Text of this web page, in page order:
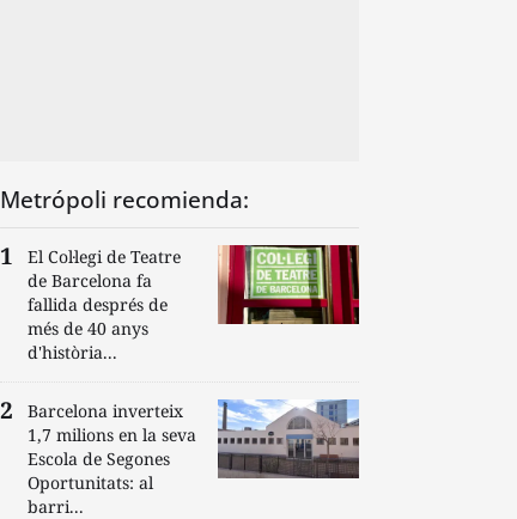
Metrópoli recomienda:
El Col·legi de Teatre
de Barcelona fa
fallida després de
més de 40 anys
d'història...
Barcelona inverteix
1,7 milions en la seva
Escola de Segones
Oportunitats: al
barri...